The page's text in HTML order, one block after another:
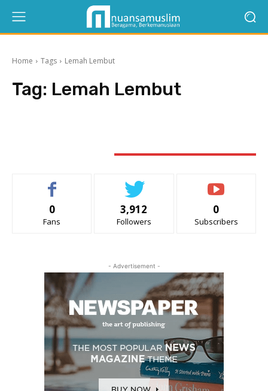
Home Tags Lemah Lembut
Tag: Lemah Lembut
0
Fans
3,912
Followers
0
Subscribers
- Advertisement -